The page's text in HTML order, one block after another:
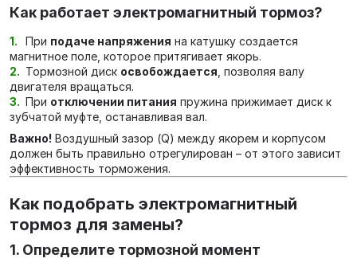
Как работает электромагнитный тормоз?
При подаче напряжения на катушку создается
магнитное поле, которое притягивает якорь.
Тормозной диск освобождается , позволяя валу
двигателя вращаться.
При отключении питания пружина прижимает диск к
зубчатой муфте, останавливая вал.
Важно! Воздушный зазор (Q) между якорем и корпусом
должен быть правильно отрегулирован – от этого зависит
эффективность торможения.
Как подобрать электромагнитный
тормоз для замены?
1. Определите тормозной момент